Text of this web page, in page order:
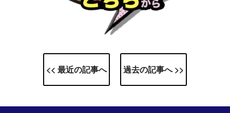
<< 最近の記事へ 過去の記事へ >>